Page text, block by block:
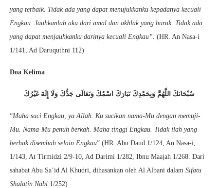
yang terbaik. Tidak ada yang dapat menujukkanku kepadanya kecuali
Engkau. Jauhkanlah aku dari amal dan akhlak yang buruk. Tidak ada
yang dapat menjauhkanku darinya kecuali Engkau”. (HR. An Nasa-i
1/141, Ad Daruquthni 112)
Doa Kelima
سُبْحَانَكَ اللَّهُمَّ وَبِحَمْدِكَ تَبَارَكَ اسْمُكَ وَتَعَالَى جَدُّكَ وَلَا إِلَهَ غَيْرُكَ
“Maha suci Engkau, ya Allah. Ku sucikan nama-Mu dengan memuji-
Mu. Nama-Mu penuh berkah. Maha tinggi Engkau. Tidak ilah yang
berhak disembah selain Engkau” (HR. Abu Daud 1/124, An Nasa-i,
1/143, At Tirmidzi 2/9-10, Ad Darimi 1/282, Ibnu Maajah 1/268. Dari
sahabat Abu Sa’id Al Khudri, dihasankan oleh Al Albani dalam Sifatu
Shalatin Nabi 1/252)